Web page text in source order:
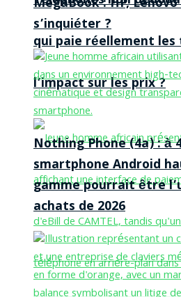
qui paie réellement
l’impact sur les prix ?
MegaBook : HP,
s’inquiéter ?
Nothing Phone (4a) : à
smartphone Android
gamme pourrait être
achats de 2026